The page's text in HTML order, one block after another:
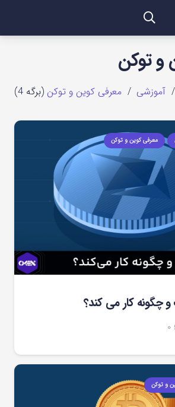
و توکن
/ آموزشی / معرفی کوین و توکن (برگه 4)
معرفی کوین و توکن
چگونه کار می کند؟
۰
و توکن